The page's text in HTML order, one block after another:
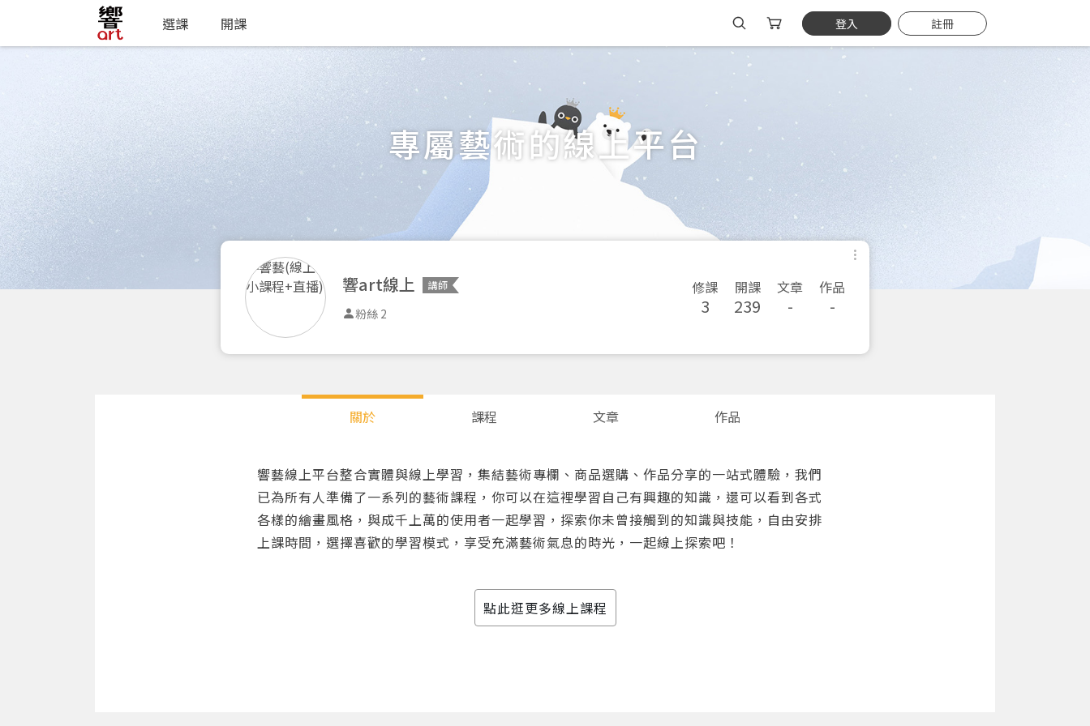
選課 開課 登入 註冊
您將收到一封Email，請依照信件中的指示重新登入。
系統偵測到您的帳號重複登入，
點擊下方「確定」將前一位使用者強制登出。
專屬藝術的線上平台
響art線上 講師
粉絲 2
修課
3
開課
239
文章
-
作品
-
關於 課程 文章 作品
響藝線上平台整合實體與線上學習，集結藝術專欄、商品選購、作品分享的一站式體驗，我們
已為所有人準備了一系列的藝術課程，你可以在這裡學習自己有興趣的知識，還可以看到各式
各樣的繪畫風格，與成千上萬的使用者一起學習，探索你未曾接觸到的知識與技能，自由安排
上課時間，選擇喜歡的學習模式，享受充滿藝術氣息的時光，一起線上探索吧！
點此逛更多線上課程